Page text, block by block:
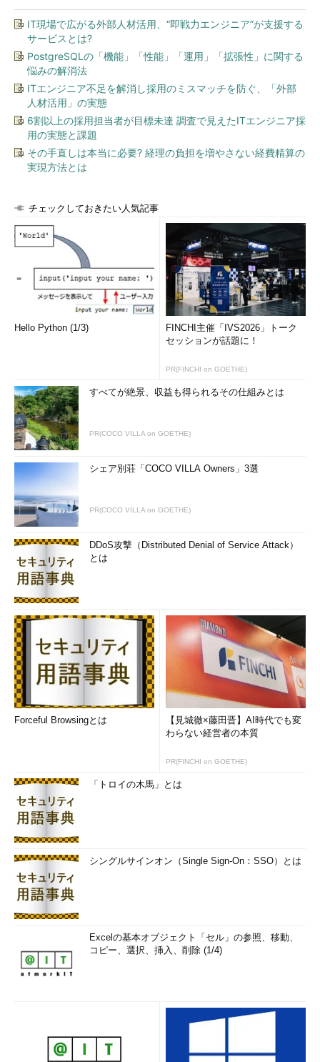
までに得ている民間の内定は辞退する。すなわち民間の内定辞退
率が基本的に高い人です。問題は、本当に内定辞退率の精度を上
げるならば、国家公務員志望かどうかは重要なファクターにな
る。では、B社は「なぜその情報を持っているのか」という話に
なるわけです。
持っていてはいけないはずの情報を持っている。それは利用目
的の中に明文化されているのか。逆に明文化されたとして、「他
にここも受けています」「国家公務員試験を受験する予定です」
というところまで情報を取得することを利用目的で明示したら、
リクナビの新スキームは、この観点だけでもダメ。もし明文化
されていたら、国家公務員試験の受験意思の有無や、どういう企
業の面接を受けようとしているのか、どういう業界を志望してい
るのかというところまで踏まえてないと内定辞退率なんて精度が
出るわけないよね、と分かるわけです。
もう一つ。中小規模な企業は、data controllerとして、リクナ
ビに委託してdata processor（データ処理者）をやってもらい、
内定辞退率を出してもらおうにも、サンプル数が少な過ぎて精度
中途を含めて15～20人ぐらいを採用している中堅以下の求人企
業はたくさんあるんですが、そこを受ける学生の絶対数が不足し
ている限り、内定辞退率は出ないんですよ。でも「出せます」と
営業していたいきさつがあるのなら、それはさすがに問題だと思
鈴木学生から「公務員試験を受けているかと面接で聞かれた
ら、どう答えるべきか？」と聞かれることがあります。恋愛関係
で「私、1番よね？」と問われて、「実は2番なんですよねー」と
は答えない。そこは自分の不利益にならないようにごまかして答
えてもいい場合がありますよね。転職活動をいちいち現職に報告
する人もいないじゃないですか。「公務員試験を受けているか」
と面接で聞かれて、自分の不利益にならないようにごまかして答
えるのもやむを得ない。
就活生も最初は「正直は美徳、ウソはつけない」と思って、
「公務員志望で受験する予定です」と正直に答えて「はい、終わ
り。帰って！」と言われたりするわけです。そういうことを経験
しながら、お互いさまで腹を読み合って曖昧にするすべを会得し
ていくわけでね。
それが、自分の知らないところでデータを抜き取られたり、ラ
たりするとか、あり得ないことですよ。そういうのは止めてほし
い。
IT現場で広がる外部人材活用、“即戦力エンジニア”が支援する
サービスとは?
PostgreSQLの「機能」「性能」「運用」「拡張性」に関する
悩みの解消法
ITエンジニア不足を解消し採用のミスマッチを防ぐ、「外部
人材活用」の実態
6割以上の採用担当者が目標未達 調査で見えたITエンジニア採
用の実態と課題
その手直しは本当に必要? 経理の負担を増やさない経費精算の
実現方法とは
チェックしておきたい人気記事
Hello Python (1/3)
FINCHI主催「IVS2026」トーク
セッションが話題に！
PR(FINCHI on GOETHE)
すべてが絶景、収益も得られるその仕組みとは
PR(COCO VILLA on GOETHE)
シェア別荘「COCO VILLA Owners」3選
PR(COCO VILLA on GOETHE)
DDoS攻撃（Distributed Denial of Service Attack）
とは
Forceful Browsingとは
【見城徹×藤田晋】AI時代でも変
わらない経営者の本質
PR(FINCHI on GOETHE)
「トロイの木馬」とは
シングルサインオン（Single Sign-On：SSO）とは
Excelの基本オブジェクト「セル」の参照、移動、
コピー、選択、挿入、削除 (1/4)